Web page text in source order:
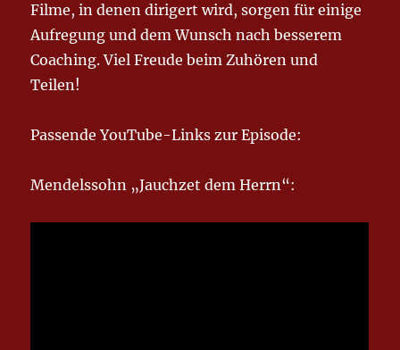
Filme, in denen dirigert wird, sorgen für einige
Aufregung und dem Wunsch nach besserem
Coaching. Viel Freude beim Zuhören und
Teilen!
Passende YouTube-Links zur Episode:
Mendelssohn „Jauchzet dem Herrn“: